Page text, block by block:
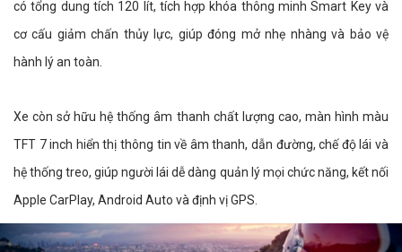
có tổng dung tích 120 lít, tích hợp khóa thông minh Smart Key và
cơ cấu giảm chấn thủy lực, giúp đóng mở nhẹ nhàng và bảo vệ
hành lý an toàn.
Xe còn sở hữu hệ thống âm thanh chất lượng cao, màn hình màu
TFT 7 inch hiển thị thông tin về âm thanh, dẫn đường, chế độ lái và
hệ thống treo, giúp người lái dễ dàng quản lý mọi chức năng, kết nối
Apple CarPlay, Android Auto và định vị GPS.